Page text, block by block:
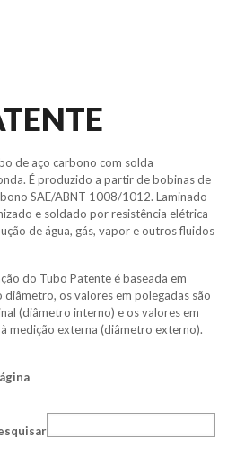
de aço carbono com solda
É produzido a partir de bobinas de
SAE/ABNT 1008/1012. Laminado
e soldado por resistência elétrica
de água, gás, vapor e outros fluidos
do Tubo Patente é baseada em
diâmetro, os valores em polegadas são
(diâmetro interno) e os valores em
medição externa (diâmetro externo).